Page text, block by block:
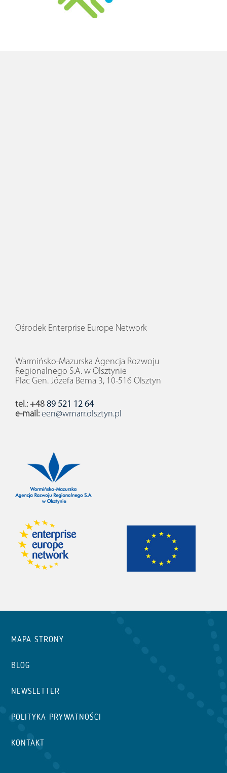
Ośrodek Enterprise Europe Network
Warmińsko-Mazurska Agencja Rozwoju
Regionalnego S.A. w Olsztynie
Plac Gen. Józefa Bema 3, 10-516 Olsztyn
tel.: +48 89 521 12 64
e-mail: een@wmarr.olsztyn.pl
MAPA STRONY
BLOG
NEWSLETTER
POLITYKA PRYWATNOŚCI
KONTAKT